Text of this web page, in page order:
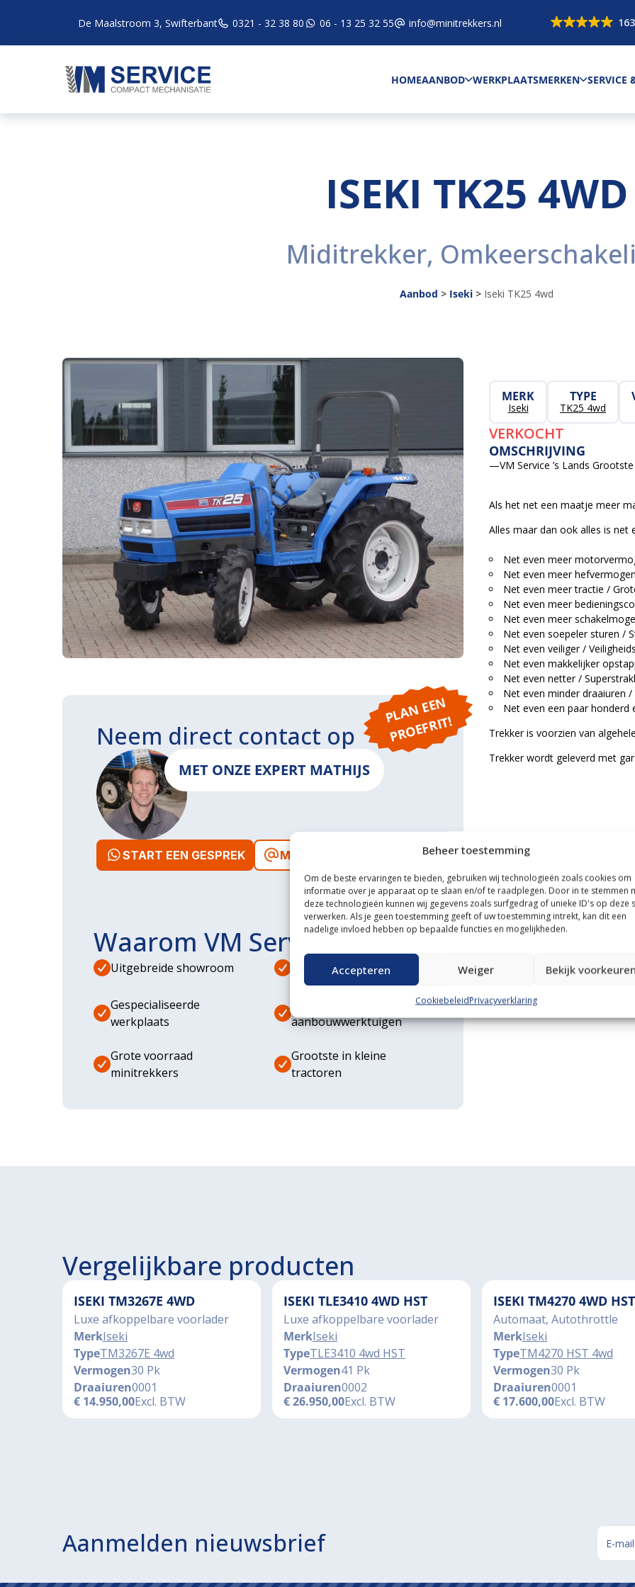
Beheer toestemming
Om de beste ervaringen te bieden, gebruiken wij technologieën zoals cookies om
informatie over je apparaat op te slaan en/of te raadplegen. Door in te stemmen
deze technologieën kunnen wij gegevens zoals surfgedrag of unieke ID's op deze
verwerken. Als je geen toestemming geeft of uw toestemming intrekt, kan dit een
nadelige invloed hebben op bepaalde functies en mogelijkheden.
Accepteren Weiger Bekijk
CookiebeleidPrivacyverklaring
De Maalstroom 3, Swifterbant 0321 - 32 38 80 06 - 13 25 32 55 info@minitrekkers.nl
HOMEAANBOD WERKPLAATSMERKEN SERVICE
ISEKI TK25 4WD
Miditrekker,
Aanbod > Iseki> Iseki TK25 4wd
MERK
Iseki
TYPE
TK25 4wd
VERKOCHT
OMSCHRIJVING
—VM Service ’s Lands
Als het net een maatje meer
Alles maar dan ook alles is net
Net even meer
Net even meer
Net even meer tractie /
Net even meer
Net even meer
Net even soepeler sturen /
Net even veiliger /
Net even makkelijker
Net even netter /
Net even minder draaiuren /
Net even een paar
Trekker is voorzien van
Trekker wordt geleverd met
P
L
A
N
E
E
N
P
R
O
E
F
RI
T!
Neem direct contact op
MET ONZE EXPERT MATHIJS
START EEN GESPREK MAIL ONS
Waarom VM Service
Uitgebreide showroom Eigen transportservice
Gespecialiseerde
werkplaats
aanbouwwerktuigen
Grote voorraad
minitrekkers
Grootste in kleine
tractoren
Vergelijkbare producten
ISEKI TM3267E 4WD
Luxe afkoppelbare voorlader
MerkIseki
TypeTM3267E 4wd
Vermogen30 Pk
Draaiuren0001
€ 14.950,00Excl. BTW
ISEKI TLE3410 4WD HST
Luxe afkoppelbare voorlader
MerkIseki
TypeTLE3410 4wd HST
Vermogen41 Pk
Draaiuren0002
€26.950,00Excl. BTW
ISEKI TM4270 4WD HST
Automaat, Autothrottle
MerkIseki
TypeTM4270 HST 4wd
Vermogen30 Pk
Draaiuren0001
€ 17.600,00Excl. BTW
Aanmelden nieuwsbrief